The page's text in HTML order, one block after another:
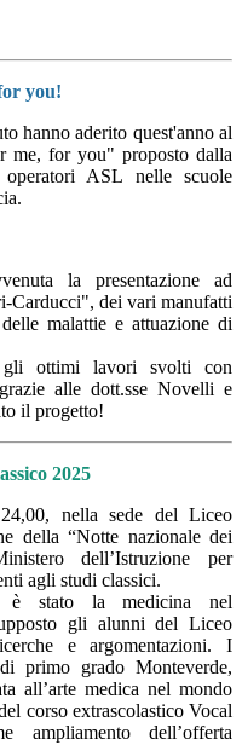
you!
hanno aderito quest'anno al
me, for you" proposto dalla
ASL nelle scuole
la presentazione ad
Carducci", dei vari manufatti
malattie e attuazione di
ottimi lavori svolti con
alle dott.sse Novelli e
il progetto!
2025
nella sede del Liceo
della “Notte nazionale dei
dell’Istruzione per
agli studi classici.
è stato la medicina nel
gli alunni del Liceo
e argomentazioni. I
primo grado Monteverde,
all’arte medica nel mondo
corso extrascolastico Vocal
ampliamento dell’offerta